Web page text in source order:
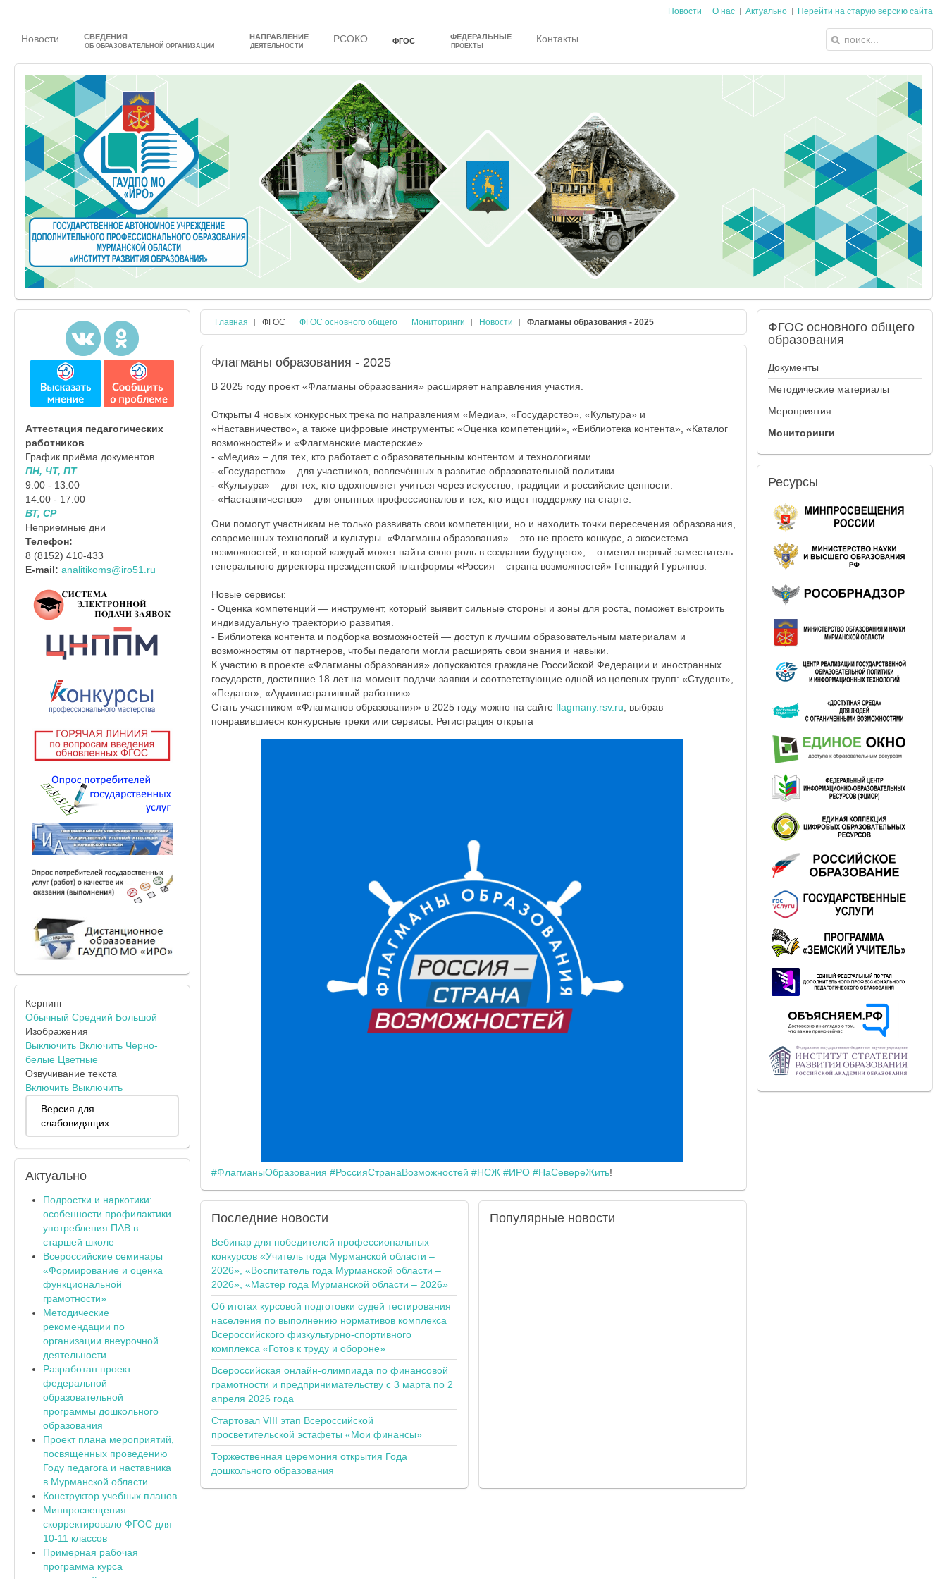
Новости О нас Актуально Перейти на старую версию сайта
Новости СВЕДЕНИЯ
ОБ ОБРАЗОВАТЕЛЬНОЙ ОРГАНИЗАЦИИ
НАПРАВЛЕНИЕ
ДЕЯТЕЛЬНОСТИ
РСОКО ФГОС ФЕДЕРАЛЬНЫЕ
ПРОЕКТЫ
Контакты
Главная ФГОС ФГОС основного общего Мониторинги Новости Флагманы образования - 2025
Флагманы образования - 2025
В 2025 году проект «Флагманы образования» расширяет направления участия.
Открыты 4 новых конкурсных трека по направлениям «Медиа», «Государство», «Культура» и
«Наставничество», а также цифровые инструменты: «Оценка компетенций», «Библиотека контента», «Каталог
возможностей» и «Флагманские мастерские».
- «Медиа» – для тех, кто работает с образовательным контентом и технологиями.
- «Государство» – для участников, вовлечённых в развитие образовательной политики.
- «Культура» – для тех, кто вдохновляет учиться через искусство, традиции и российские ценности.
- «Наставничество» – для опытных профессионалов и тех, кто ищет поддержку на старте.
Они помогут участникам не только развивать свои компетенции, но и находить точки пересечения образования,
современных технологий и культуры. «Флагманы образования» – это не просто конкурс, а экосистема
возможностей, в которой каждый может найти свою роль в создании будущего», – отметил первый заместитель
генерального директора президентской платформы «Россия – страна возможностей» Геннадий Гурьянов.
Новые сервисы:
- Оценка компетенций — инструмент, который выявит сильные стороны и зоны для роста, поможет выстроить
индивидуальную траекторию развития.
- Библиотека контента и подборка возможностей — доступ к лучшим образовательным материалам и
возможностям от партнеров, чтобы педагоги могли расширять свои знания и навыки.
К участию в проекте «Флагманы образования» допускаются граждане Российской Федерации и иностранных
государств, достигшие 18 лет на момент подачи заявки и соответствующие одной из целевых групп: «Студент»,
«Педагог», «Административный работник».
Стать участником «Флагманов образования» в 2025 году можно на сайте flagmany.rsv.ru , выбрав
понравившиеся конкурсные треки или сервисы. Регистрация открыта
#ФлагманыОбразования #РоссияСтранаВозможностей #НСЖ #ИРО #НаСевереЖить!
Последниеновости
Вебинар для победителей профессиональных
конкурсов «Учитель года Мурманской области –
2026», «Воспитатель года Мурманской области –
2026», «Мастер года Мурманской области – 2026»
Об итогах курсовой подготовки судей тестирования
населения по выполнению нормативов комплекса
Всероссийского физкультурно-спортивного
комплекса «Готов к труду и обороне»
Всероссийская онлайн-олимпиада по финансовой
грамотности и предпринимательству с 3 марта по 2
апреля 2026 года
Стартовал VIII этап Всероссийской
просветительской эстафеты «Мои финансы»
Торжественная церемония открытия Года
дошкольного образования
Популярныеновости
Аттестация педагогических
работников
График приёма документов
ПН, ЧТ, ПТ
9:00 - 13:00
14:00 - 17:00
ВТ, СР
Неприемные дни
Телефон:
8 (8152) 410-433
E-mail: analitikoms@iro51.ru
Кернинг
Обычный Средний Большой
Изображения
Выключить Включить Черно-
белые Цветные
Озвучивание текста
Включить Выключить
Версия для
слабовидящих
Актуально
Подростки и наркотики:
особенности профилактики
употребления ПАВ в
старшей школе
Всероссийские семинары
«Формирование и оценка
функциональной
грамотности»
Методические
рекомендации по
организации внеурочной
деятельности
Разработан проект
федеральной
образовательной
программы дошкольного
образования
Проект плана мероприятий,
посвященных проведению
Году педагога и наставника
в Мурманской области
Конструктор учебных планов
Минпросвещения
скорректировало ФГОС для
10-11 классов
Примерная рабочая
программа курса
ФГОС основного общего
образования
Документы
Методические материалы
Мероприятия
Мониторинги
Ресурсы